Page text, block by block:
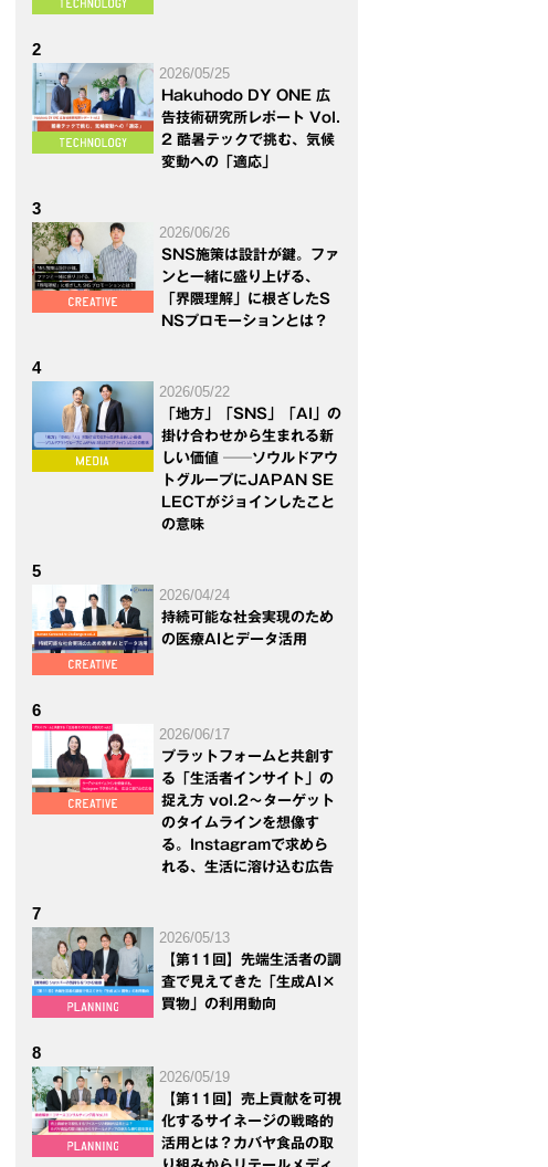
2
2026/05/25
Hakuhodo DY ONE 広
告技術研究所レポート Vol.
2 酷暑テックで挑む、気候
変動への「適応」
3
2026/06/26
SNS施策は設計が鍵。ファ
ンと一緒に盛り上げる、
「界隈理解」に根ざしたS
NSプロモーションとは？
4
2026/05/22
「地方」「SNS」「AI」の
掛け合わせから生まれる新
しい価値 ──ソウルドアウ
トグループにJAPAN SE
LECTがジョインしたこと
の意味
5
2026/04/24
持続可能な社会実現のため
の医療AIとデータ活用
6
2026/06/17
プラットフォームと共創す
る「生活者インサイト」の
捉え方 vol.2～ターゲット
のタイムラインを想像す
る。Instagramで求めら
れる、生活に溶け込む広告
7
2026/05/13
【第11回】先端生活者の調
査で見えてきた「生成AI×
買物」の利用動向
8
2026/05/19
【第11回】売上貢献を可視
化するサイネージの戦略的
活用とは？カバヤ食品の取